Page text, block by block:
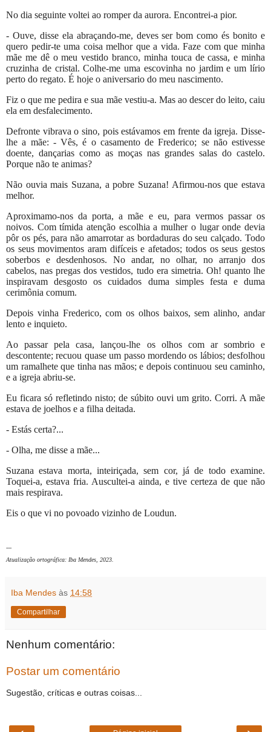
No dia seguinte voltei ao romper da aurora. Encontrei-a pior.
- Ouve, disse ela abraçando-me, deves ser bom como és bonito e
quero pedir-te uma coisa melhor que a vida. Faze com que minha
mãe me dê o meu vestido branco, minha touca de cassa, e minha
cruzinha de cristal. Colhe-me uma escovinha no jardim e um lírio
perto do regato. É hoje o aniversario do meu nascimento.
Fiz o que me pedira e sua mãe vestiu-a. Mas ao descer do leito, caiu
ela em desfalecimento.
Defronte vibrava o sino, pois estávamos em frente da igreja. Disse-
lhe a mãe: - Vês, é o casamento de Frederico; se não estivesse
doente, dançarias como as moças nas grandes salas do castelo.
Porque não te animas?
Não ouvia mais Suzana, a pobre Suzana! Afirmou-nos que estava
melhor.
Aproximamo-nos da porta, a mãe e eu, para vermos passar os
noivos. Com tímida atenção escolhia a mulher o lugar onde devia
pôr os pés, para não amarrotar as bordaduras do seu calçado. Todo
os seus movimentos aram difíceis e afetados; todos os seus gestos
soberbos e desdenhosos. No andar, no olhar, no arranjo dos
cabelos, nas pregas dos vestidos, tudo era simetria. Oh! quanto lhe
inspiravam desgosto os cuidados duma simples festa e duma
cerimônia comum.
Depois vinha Frederico, com os olhos baixos, sem alinho, andar
lento e inquieto.
Ao passar pela casa, lançou-lhe os olhos com ar sombrio e
descontente; recuou quase um passo mordendo os lábios; desfolhou
um ramalhete que tinha nas mãos; e depois continuou seu caminho,
e a igreja abriu-se.
Eu ficara só refletindo nisto; de súbito ouvi um grito. Corri. A mãe
estava de joelhos e a filha deitada.
- Estás certa?...
- Olha, me disse a mãe...
Suzana estava morta, inteiriçada, sem cor, já de todo examine.
Toquei-a, estava fria. Auscultei-a ainda, e tive certeza de que não
mais respirava.
Eis o que vi no povoado vizinho de Loudun.
---
Atualização ortográfica: Iba Mendes, 2023.
Iba Mendes às 14:58
Compartilhar
Nenhum comentário:
Postar um comentário
Sugestão, críticas e outras coisas...